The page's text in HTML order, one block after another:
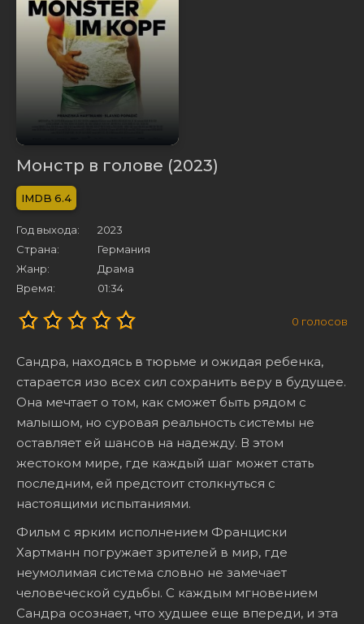
Монстр в голове (2023)
6.4
Год выхода:
2023
Страна:
Германия
Жанр:
Драма
Время:
01:34
0 голосов
Сандра, находясь в тюрьме и ожидая ребенка,
старается изо всех сил сохранить веру в будущее.
Она мечтает о том, как сможет быть рядом с
малышом, но суровая реальность системы не
оставляет ей шансов на надежду. В этом
жестоком мире, где каждый шаг может стать
последним, ей предстоит столкнуться с
настоящими испытаниями.
Фильм с ярким исполнением Франциски
Хартманн погружает зрителей в мир, где
неумолимая система словно не замечает
человеческой судьбы. С каждым мгновением
Сандра осознает, что худшее еще впереди, и эта